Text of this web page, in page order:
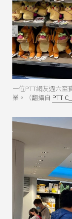
一位PTT網友週六至
業。（翻攝自 PTT